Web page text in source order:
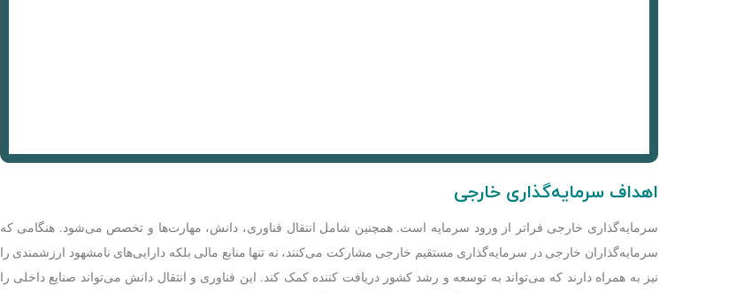
اهداف سرمایه‌گذاری خارجی
سرمایه‌گذاری خارجی فراتر از ورود سرمایه است. همچنین شامل انتقال فناوری، دانش، مهارت‌ها و تخصص می‌شود. هنگامی که
سرمایه‌گذاران خارجی در سرمایه‌گذاری مستقیم خارجی مشارکت می‌کنند، نه تنها منابع مالی بلکه دارایی‌های نامشهود ارزشمندی را
نیز به همراه دارند که می‌تواند به توسعه و رشد کشور دریافت کننده کمک کند. این فناوری و انتقال دانش می‌تواند صنایع داخلی را